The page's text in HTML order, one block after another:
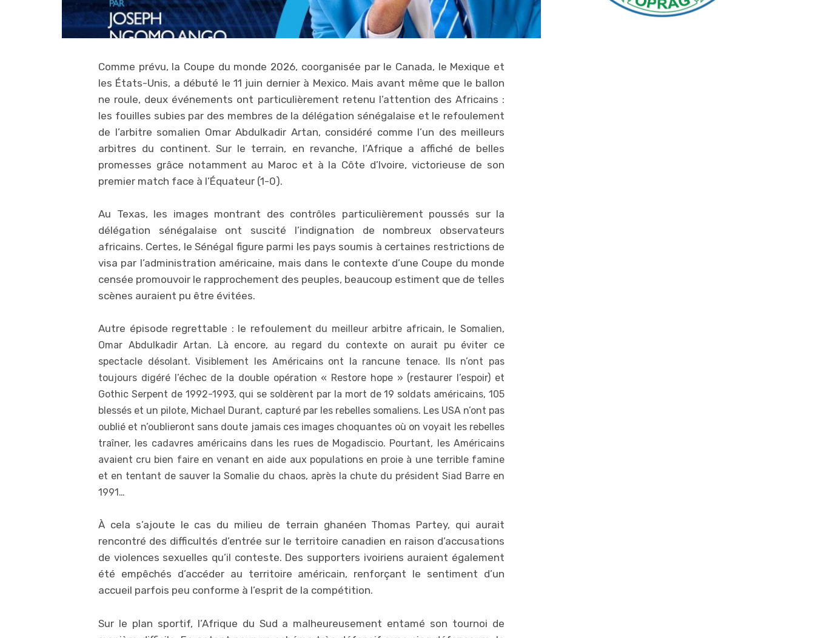
Comme prévu, la Coupe du monde 2026, coorganisée par le Canada, le Mexique et
les États-Unis, a débuté le 11 juin dernier à Mexico. Mais avant même que le ballon
ne roule, deux événements ont particulièrement retenu l’attention des Africains :
les fouilles subies par des membres de la délégation sénégalaise et le refoulement
de l’arbitre somalien Omar Abdulkadir Artan, considéré comme l’un des meilleurs
arbitres du continent. Sur le terrain, en revanche, l’Afrique a affiché de belles
promesses grâce notamment au Maroc et à la Côte d’Ivoire, victorieuse de son
premier match face à l’Équateur (1-0).
Au Texas, les images montrant des contrôles particulièrement poussés sur la
délégation sénégalaise ont suscité l’indignation de nombreux observateurs
africains. Certes, le Sénégal figure parmi les pays soumis à certaines restrictions de
visa par l’administration américaine, mais dans le contexte d’une Coupe du monde
censée promouvoir le rapprochement des peuples, beaucoup estiment que de telles
scènes auraient pu être évitées.
Autre épisode regrettable : le refoulement du meilleur arbitre africain, le Somalien,
Omar Abdulkadir Artan. Là encore, au regard du contexte on aurait pu éviter ce
spectacle désolant. Visiblement les Américains ont la rancune tenace. Ils n’ont pas
toujours digéré l’échec de la double opération « Restore hope » (restaurer l’espoir) et
Gothic Serpent de 1992-1993, qui se soldèrent par la mort de 19 soldats américains, 105
blessés et un pilote, Michael Durant, capturé par les rebelles somaliens. Les USA n’ont pas
oublié et n’oublieront sans doute jamais ces images choquantes où on voyait les rebelles
traîner, les cadavres américains dans les rues de Mogadiscio. Pourtant, les Américains
avaient cru bien faire en venant en aide aux populations en proie à une terrible famine
et en tentant de sauver la Somalie du chaos, après la chute du président Siad Barre en
1991…
À cela s’ajoute le cas du milieu de terrain ghanéen Thomas Partey, qui aurait
rencontré des difficultés d’entrée sur le territoire canadien en raison d’accusations
de violences sexuelles qu’il conteste. Des supporters ivoiriens auraient également
été empêchés d’accéder au territoire américain, renforçant le sentiment d’un
accueil parfois peu conforme à l’esprit de la compétition.
Sur le plan sportif, l’Afrique du Sud a malheureusement entamé son tournoi de